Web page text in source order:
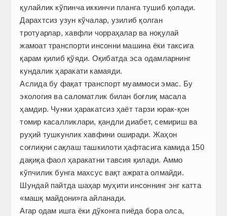
қулайлик кўпинча иккинчи планга тушиб қолади.
Дарахтсиз узун кўчалар, узилиб қолган
тротуарлар, хавфли чорраҳалар ва ноқулай
жамоат транспорти инсонни машина ёки таксига
қарам қилиб қўяди. Оқибатда эса одамларнинг
кундалик ҳаракати камаяди.
Аслида бу фақат транспорт муаммоси эмас. Бу
экология ва саломатлик билан боғлиқ масала
ҳамдир. Чунки ҳаракатсиз ҳаёт тарзи юрак-қон
томир касалликлари, қандли диабет, семириш ва
руҳий тушкунлик хавфини оширади. Жаҳон
соғлиқни сақлаш ташкилоти ҳафтасига камида 150
дақиқа фаол ҳаракатни тавсия қилади. Аммо
кўпчилик бунга махсус вақт ажрата олмайди.
Шундай пайтда шаҳар муҳити инсоннинг энг катта
«машқ майдони»га айланади.
Агар одам ишга ёки дўконга пиёда бора олса,